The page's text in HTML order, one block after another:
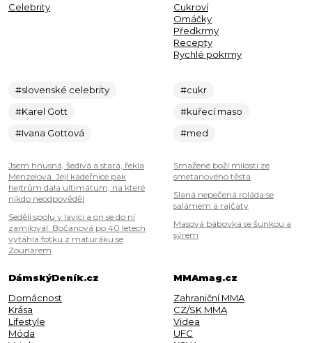
Celebrity
#slovenské celebrity
#Karel Gott
#Ivana Gottová
Jsem hnusná, šedivá a stará, řekla
Menzelová. Její kadeřnice pak
hejtrům dala ultimátum, na které
nikdo neodpověděl
Seděli spolu v lavici a on se do ní
zamiloval. Bočanová po 40 letech
vytáhla fotku z maturáku se
Zounarem
Cukroví
Omáčky
Předkrmy
Recepty
Rychlé pokrmy
#cukr
#kuřecí maso
#med
Smažené boží milosti ze
smetanového těsta
Slaná nepečená roláda se
salámem a rajčaty
Masová bábovka se šunkou a
sýrem
DámskýDeník.cz
Domácnost
Krása
Lifestyle
Móda
MMAmag.cz
Zahraniční MMA
CZ/SK MMA
Videa
UFC